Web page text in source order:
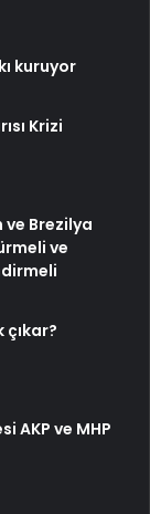
kuruyor
Krizi
ve Brezilya
ve
AKP ve MHP